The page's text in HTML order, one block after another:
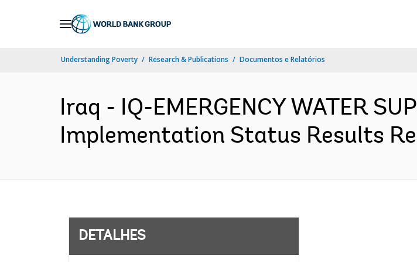
Understanding Poverty Research & Publications Documentos e Relatórios
Iraq - IQ-EMERGENCY WATER
Implementation Status Results
DETALHES